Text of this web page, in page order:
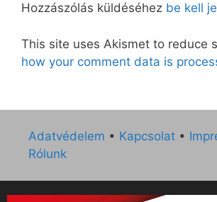
Hozzászólás küldéséhez be kell
This site uses Akismet to reduce
how your comment data is
Adatvédelem • Kapcsolat •
Rólunk